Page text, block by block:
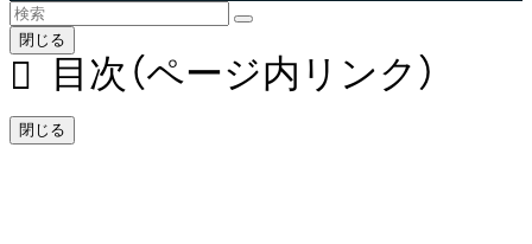
閉じる
目次（ページ内リンク）
閉じる